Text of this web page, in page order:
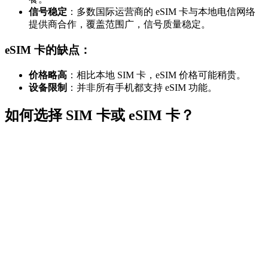
信号稳定 ：多数国际运营商的 eSIM 卡与本地电信网络
提供商合作，覆盖范围广，信号质量稳定。
eSIM 卡的缺点：
价格略高 ：相比本地 SIM 卡，eSIM 价格可能稍贵。
设备限制 ：并非所有手机都支持 eSIM 功能。
如何选择 SIM 卡或 eSIM 卡？